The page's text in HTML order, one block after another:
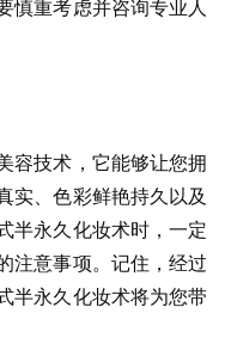
慎重考虑并咨询专业人
容技术，它能够让您拥
实、色彩鲜艳持久以及
半永久化妆术时，一定
注意事项。记住，经过
半永久化妆术将为您带